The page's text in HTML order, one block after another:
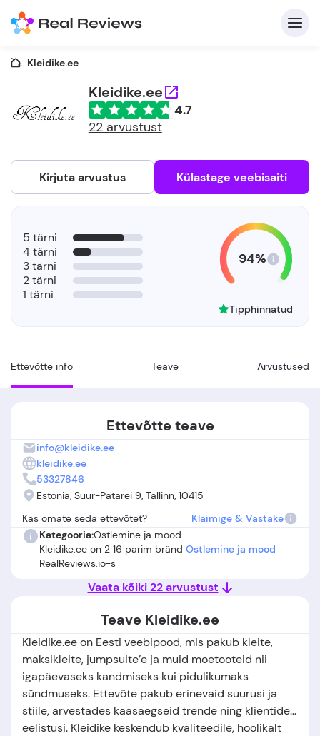
...Kleidike.ee
Kleidike.ee
4.7
22 arvustust
Kirjuta arvustus Külastage veebisaiti
Ettevõtte info Teave Arvustused
5 tärni
4 tärni
3 tärni
2 tärni
1 tärni
94%
Tipphinnatud
Ettevõtte teave
info@kleidike.ee
kleidike.ee
53327846
Estonia, Suur-Patarei 9, Tallinn, 10415
Kas omate seda ettevõtet?
Klaimige & Vastake
Kategooria:Ostlemine ja mood
Kleidike.ee on 2 16 parim bränd Ostlemine ja mood
RealReviews.io-s
Vaata kõiki 22 arvustust
Teave Kleidike.ee
Kleidike.ee on Eesti veebipood, mis pakub kleite,
maksikleite, jumpsuite’e ja muid moetooteid nii
igapäevaseks kandmiseks kui pidulikumaks
sündmuseks. Ettevõte pakub erinevaid suurusi ja
stiile, arvestades kaasaegseid trende ning klientide
eelistusi. Kleidike keskendub kvaliteedile, hoolikalt